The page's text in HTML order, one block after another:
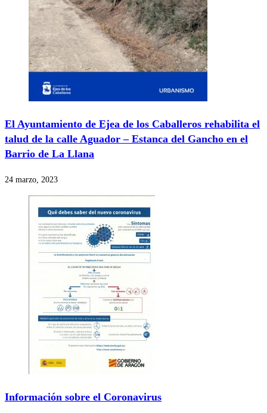
El Ayuntamiento de Ejea de los Caballeros rehabilita el
talud de la calle Aguador – Estanca del Gancho en el
Barrio de La Llana
24 marzo, 2023
Información sobre el Coronavirus